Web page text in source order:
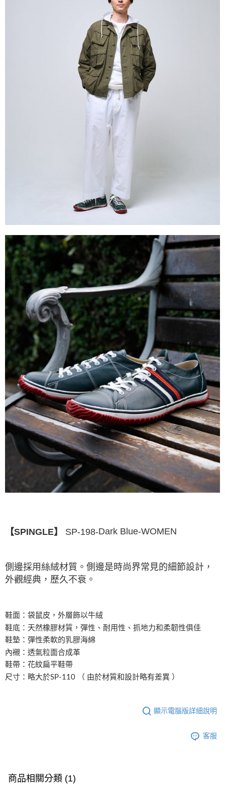
【SPINGLE】 SP-198-Dark Blue-WOMEN
側邊採用絲絨材質。側邊是時尚界常見的細節設計，
外觀經典，歷久不衰。
鞋面：袋鼠皮，外層飾以牛絨
鞋底：天然橡膠材質，彈性、耐用性、抓地力和柔韌性俱佳
鞋墊：彈性柔軟的乳膠海綿
內襯：透氣粒面合成革
鞋帶：花紋扁平鞋帶
尺寸：略大於SP-110 （ 由於材質和設計略有差異 ）
顯示電腦版詳細說明
客服
商品相關分類 (1)